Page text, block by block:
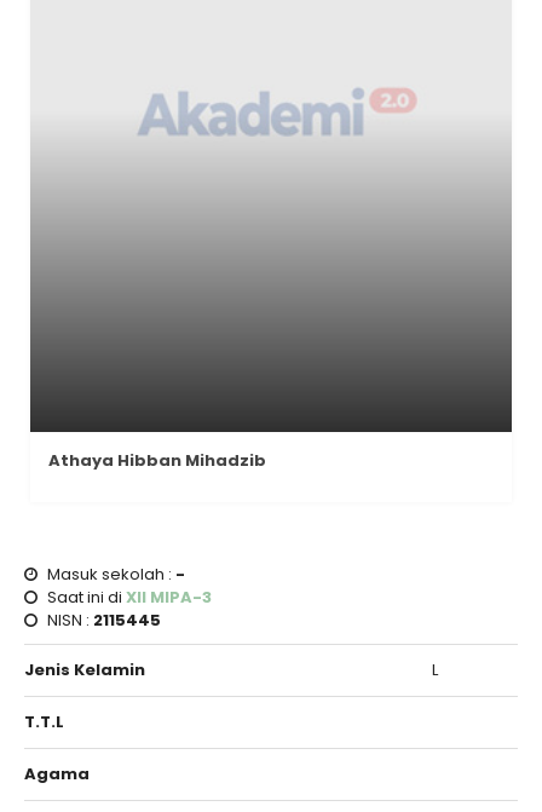
Athaya Hibban Mihadzib
Masuk sekolah : -
Saat ini di XII MIPA-3
NISN : 2115445
Jenis Kelamin L
T.T.L
Agama